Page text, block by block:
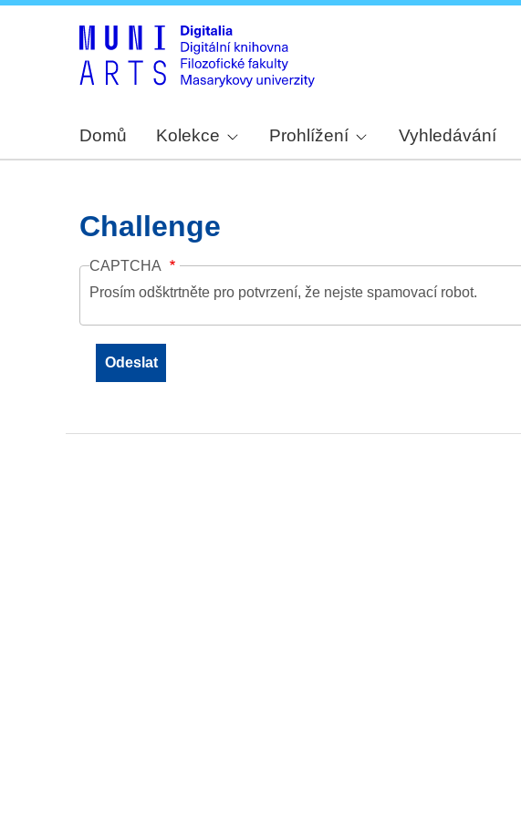
Domů Kolekce Prohlížení Vyhledávání
Challenge
CAPTCHA
Prosím odšktrtněte pro potvrzení, že nejste spamovací robot.